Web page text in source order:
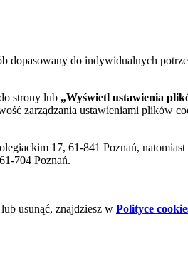
dopasowany do indywidualnych
strony lub „Wyświetl ustawienia
zarządzania ustawieniami plików
17, 61-841 Poznań,
704 Poznań.
usunąć, znajdziesz w Polityce